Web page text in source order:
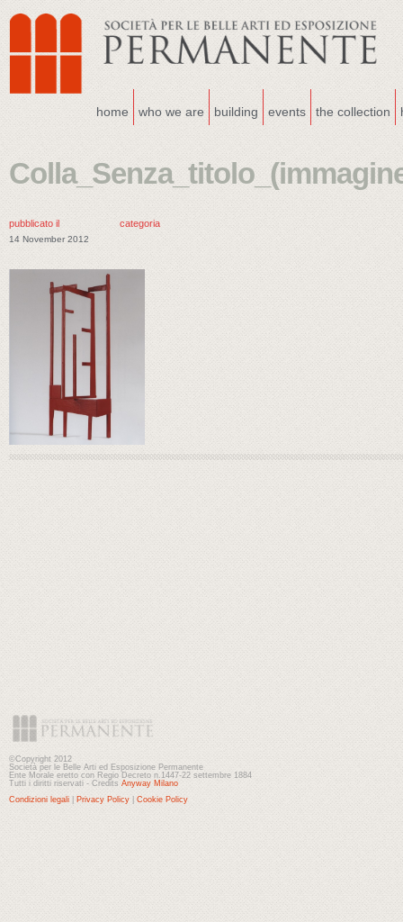
home who we are building events the collection
pubblicato il
14 November 2012
categoria
©Copyright 2012
Società per le Belle Arti ed Esposizione Permanente
Ente Morale eretto con Regio Decreto n.1447-22 settembre 1884
Tutti i diritti riservati - Credits Anyway Milano
Condizioni legali
Privacy Policy Cookie Policy